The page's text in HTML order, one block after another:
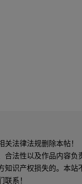
法律法规删除本帖！
法性以及作品内容负
识产权损失的。本站
系！